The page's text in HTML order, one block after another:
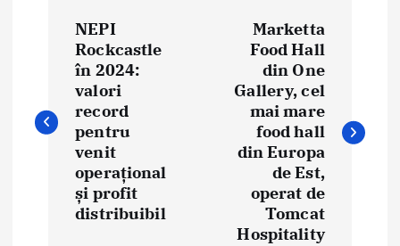
i
NEPI
Rockcastle
în 2024:
valori
record
pentru
venit
operațional
și profit
distribuibil
Marketta
Food Hall
din One
Gallery, cel
mai mare
food hall
din Europa
de Est,
operat de
Tomcat
Hospitality